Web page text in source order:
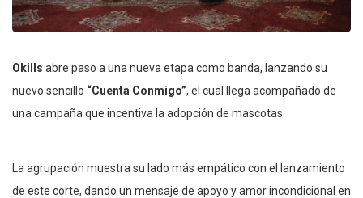
Okills abre paso a una nueva etapa como banda, lanzando su
nuevo sencillo “Cuenta Conmigo”, el cual llega acompañado de
una campaña que incentiva la adopción de mascotas.
La agrupación muestra su lado más empático con el lanzamiento
de este corte, dando un mensaje de apoyo y amor incondicional en